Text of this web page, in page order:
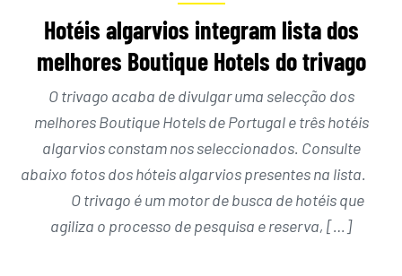
Hotéis algarvios integram lista dos
melhores Boutique Hotels do trivago
O trivago acaba de divulgar uma selecção dos
melhores Boutique Hotels de Portugal e três hotéis
algarvios constam nos seleccionados. Consulte
abaixo fotos dos hóteis algarvios presentes na lista.
O trivago é um motor de busca de hotéis que
agiliza o processo de pesquisa e reserva, […]